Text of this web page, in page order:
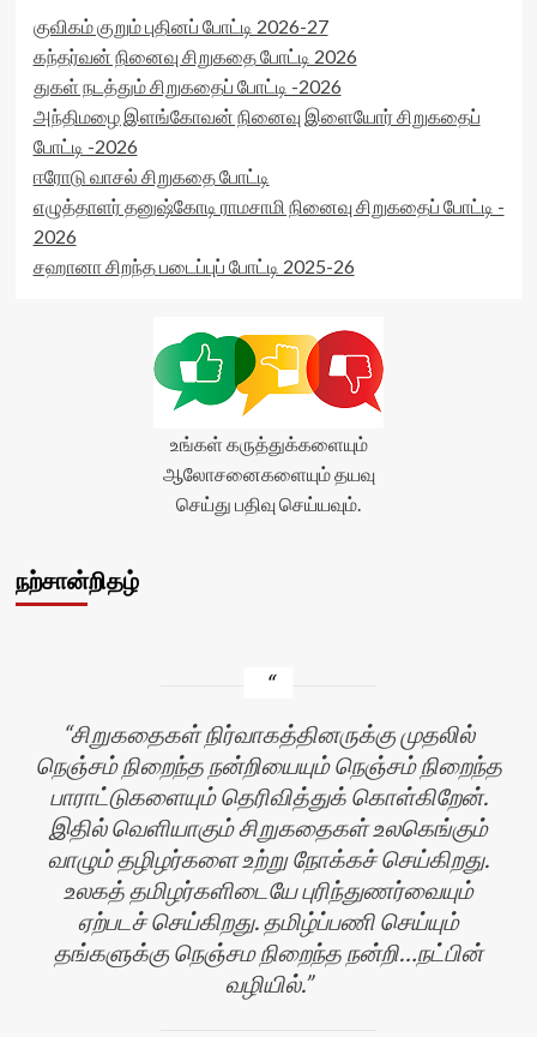
குவிகம் குறும் புதினப் போட்டி 2026-27
கந்தர்வன் நினைவு சிறுகதை போட்டி 2026
துகள் நடத்தும் சிறுகதைப் போட்டி -2026
அந்திமழை இளங்கோவன் நினைவு இளையோர் சிறுகதைப்
போட்டி -2026
ஈரோடு வாசல் சிறுகதை போட்டி
எழுத்தாளர் தனுஷ்கோடி ராமசாமி நினைவு சிறுகதைப் போட்டி -
2026
சஹானா சிறந்த படைப்புப் போட்டி 2025-26
உங்கள் கருத்துக்களையும்
ஆலோசனைகளையும் தயவு
செய்து பதிவு செய்யவும்.
நற்சான்றிதழ்
சிறுகதைகள் நிர்வாகத்தினருக்கு முதலில்
நெஞ்சம் நிறைந்த நன்றியையும் நெஞ்சம் நிறைந்த
பாராட்டுகளையும் தெரிவித்துக் கொள்கிறேன்.
இதில் வெளியாகும் சிறுகதைகள் உலகெங்கும்
வாழும் தழிழர்களை உற்று நோக்கச் செய்கிறது.
உலகத் தமிழர்களிடையே புரிந்துணர்வையும்
ஏற்படச் செய்கிறது. தமிழ்ப்பணி செய்யும்
தங்களுக்கு நெஞ்சம நிறைந்த நன்றி…நட்பின்
வழியில்.